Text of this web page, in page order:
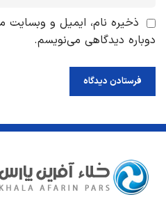
ذخیره نام، ایمیل و وبسایت
دوباره دیدگاهی می‌نویسم.